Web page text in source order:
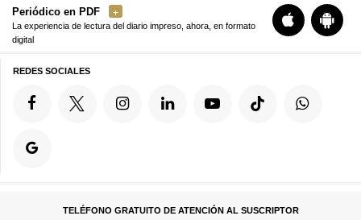
Periódico en PDF
La experiencia de lectura del diario impreso, ahora, en formato
digital
REDES SOCIALES
TELÉFONO GRATUITO DE ATENCIÓN AL SUSCRIPTOR